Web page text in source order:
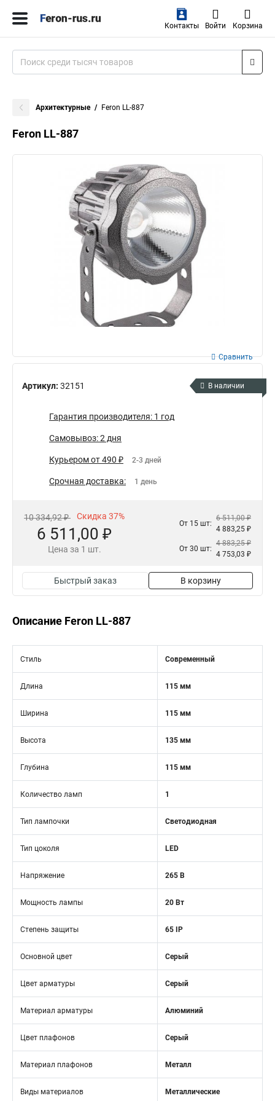
Контакты Войти Корзина
Архитектурные Feron LL-887
Feron LL-887
Артикул: 32151
Сравнить
В наличии
Гарантия производителя: 1 год
Самовывоз: 2 дня
Курьером от 490 ₽ 2-3 дней
Срочная доставка: 1 день
10 334,92 ₽ Скидка 37%
6 511,00 ₽
Цена за 1 шт.
От 15 шт:
6 511,00 ₽
4 883,25 ₽
От 30 шт:
4 883,25 ₽
4 753,03 ₽
Быстрый заказ В корзину
Описание Feron LL-887
Стиль Современный
Длина 115 мм
Ширина 115 мм
Высота 135 мм
Глубина 115 мм
Количество ламп 1
Тип лампочки Светодиодная
Тип цоколя LED
Напряжение 265 В
Мощность лампы 20 Вт
Степень защиты 65 IP
Основной цвет Серый
Цвет арматуры Серый
Материал арматуры Алюминий
Цвет плафонов Серый
Материал плафонов Металл
Виды материалов Металлические